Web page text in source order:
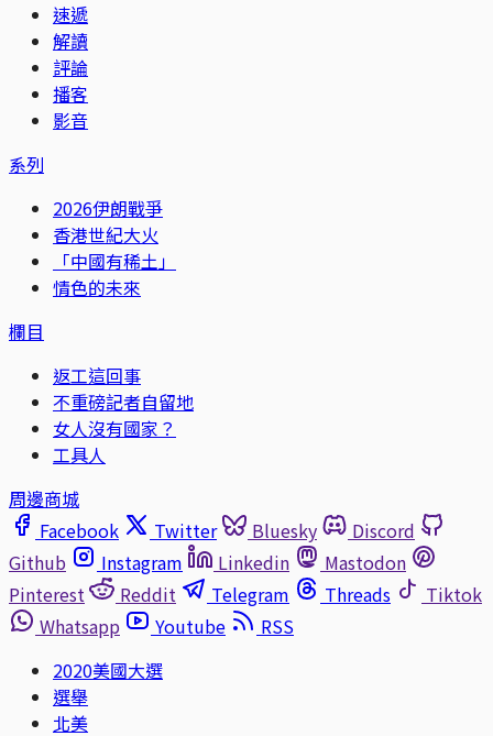
速遞
解讀
評論
播客
影音
系列
2026伊朗戰爭
香港世紀大火
「中國有稀土」
情色的未來
欄目
返工這回事
不重磅記者自留地
女人沒有國家？
工具人
周邊商城
Facebook
Twitter Bluesky
Discord
Github
Instagram Linkedin
Mastodon
Pinterest
Reddit Telegram Threads
Tiktok
Whatsapp
Youtube
RSS
2020美國大選
選舉
北美